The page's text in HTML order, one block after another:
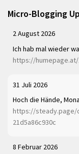
Micro-Blogging
2 August 2026
Ich hab mal wieder
https://humepage.at/
31 Juli 2026
Hoch die Hände,
https://steady.page/
21d5a86c930c
8 Februar 2026